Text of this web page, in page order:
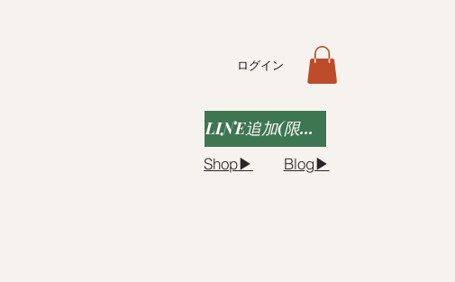
ログイン
Shop▶︎ Blog▶︎
LINE追加(限定クーポンなど)